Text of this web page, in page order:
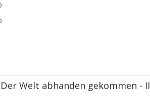
Der Welt abhanden gekommen - II